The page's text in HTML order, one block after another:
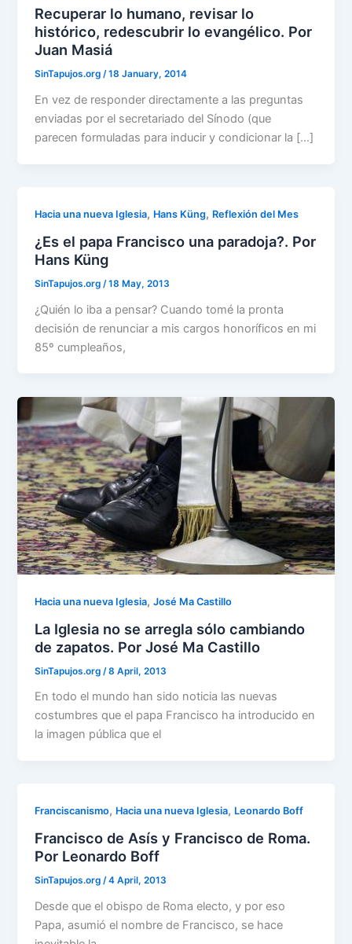
Recuperar lo humano, revisar lo
histórico, redescubrir lo evangélico. Por
Juan Masiá
SinTapujos.org/18 January, 2014
En vez de responder directamente a las preguntas
enviadas por el secretariado del Sínodo (que
parecen formuladas para inducir y condicionar la […]
Hacia una nueva Iglesia, Hans Küng, Reflexión del Mes
¿Es el papa Francisco una paradoja?. Por
Hans Küng
SinTapujos.org /18 May, 2013
¿Quién lo iba a pensar? Cuando tomé la pronta
decisión de renunciar a mis cargos honoríficos en mi
85º cumpleaños,
Hacia una nueva Iglesia,José Ma Castillo
La Iglesia no se arregla sólo cambiando
de zapatos. Por José Ma Castillo
SinTapujos.org /8 April, 2013
En todo el mundo han sido noticia las nuevas
costumbres que el papa Francisco ha introducido en
la imagen pública que el
Franciscanismo, Hacia una nueva Iglesia, Leonardo Boff
Francisco de Asís y Francisco de Roma.
Por Leonardo Boff
SinTapujos.org/4 April, 2013
Desde que el obispo de Roma electo, y por eso
Papa, asumió el nombre de Francisco, se hace